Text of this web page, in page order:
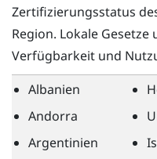
Zertifizierungsstatus
Region. Lokale
Verfügbarkeit und
Albanien
Andorra
Argentinien